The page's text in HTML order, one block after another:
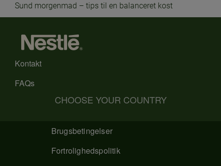
Sund morgenmad – tips til en balanceret kost
Kontakt
FAQs
CHOOSE YOUR COUNTRY
Brugsbetingelser
Fortrolighedspolitik